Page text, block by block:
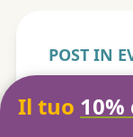
POST IN
Dove
Aria
Il tuo